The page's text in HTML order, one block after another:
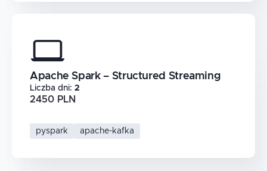
Apache Spark – Structured Streaming
Liczba dni: 2
2450 PLN
pyspark apache-kafka